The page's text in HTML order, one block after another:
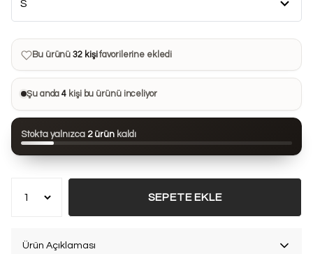
Bu ürün şu anda4 kişininsepetinde
Bu ürünü32 kişifavorilerine ekledi
Bu ürün son 24 saatte 65 kez
Bu ürün son 7 günde13 kezsatın alındı
Şu anda4 kişi bu ürünü inceliyor
Stokta yalnızca 2 ürün kaldı
SEPETE EKLE
Ürün Açıklaması